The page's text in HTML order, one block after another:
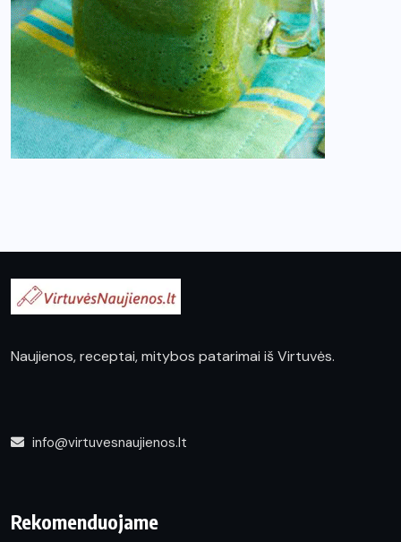
Naujienos, receptai, mitybos patarimai iš Virtuvės.
info@virtuvesnaujienos.lt
Rekomenduojame